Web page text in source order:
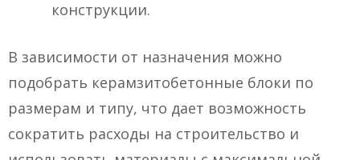
конструкции.
В зависимости от назначения можно
подобрать керамзитобетонные блоки по
размерам и типу, что дает возможность
сократить расходы на строительство и